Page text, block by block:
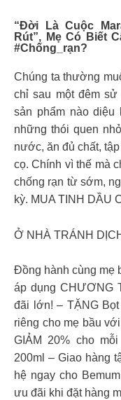
“Đời Là Cuộc
Rút”, Mẹ Có Biết
#chống_rạn?
Chúng ta thường
chỉ sau một đêm
sản phẩm nào
những thói quen
nước, ăn đủ chất,
cọ. Chính vì thế mà
chống rạn từ sớm,
kỳ. MUA TINH DẦU
Ở NHÀ TRÁNH
Đồng hành cùng mẹ
áp dụng CHƯƠNG
đãi lớn! – TẶNG
riêng cho mẹ bầu
GIẢM 20% cho
200ml – Giao hàng
hệ ngay cho
ưu đãi khi đặt hàng